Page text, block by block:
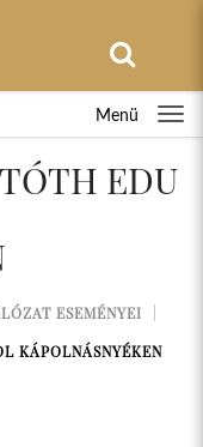
Menü
EDU
ESEMÉNYEI
KÁPOLNÁSNYÉKEN